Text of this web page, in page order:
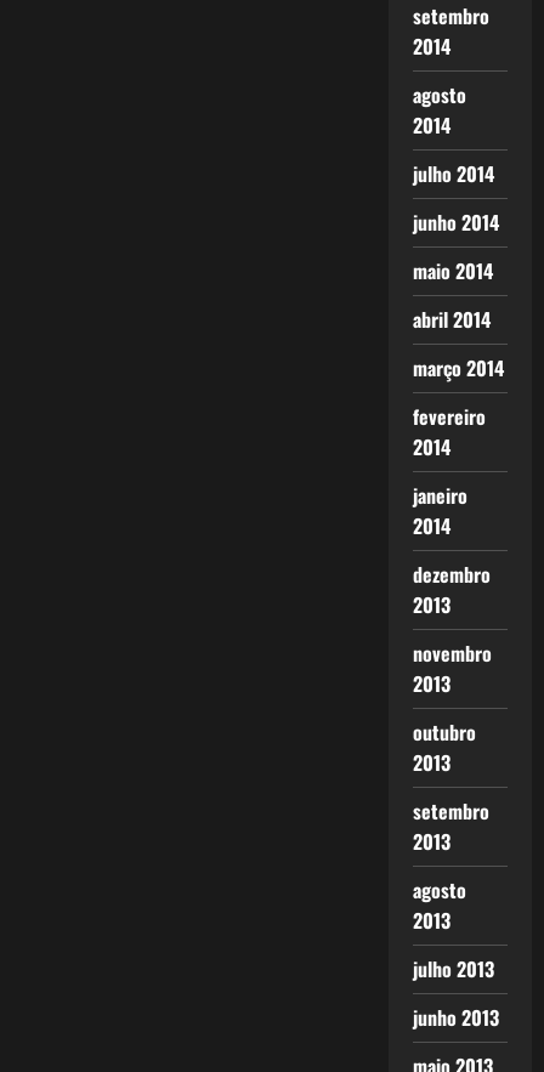
setembro
2014
agosto
2014
julho 2014
junho 2014
maio 2014
abril 2014
março 2014
fevereiro
2014
janeiro
2014
dezembro
2013
novembro
2013
outubro
2013
setembro
2013
agosto
2013
julho 2013
junho 2013
maio 2013